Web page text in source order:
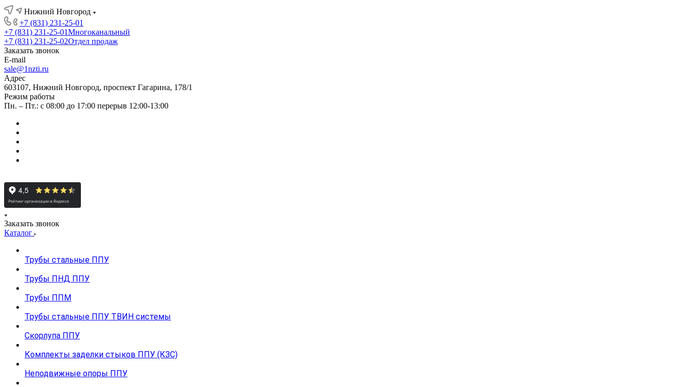
Нижний Новгород
+7 (831) 231-25-01
+7 (831) 231-25-01Многоканальный
+7 (831) 231-25-02Отдел продаж
Заказать звонок
E-mail
sale@1nzti.ru
Адрес
603107, Нижний Новгород, проспект Гагарина, 178/1
Режим работы
Пн. – Пт.: с 08:00 до 17:00 перерыв 12:00-13:00
Заказать звонок
Каталог
Трубы стальные ППУ
Трубы ПНД ППУ
Трубы ППМ
Трубы стальные ППУ ТВИН системы
Скорлупа ППУ
Комплекты заделки стыков ППУ (КЗС)
Неподвижные опоры ППУ